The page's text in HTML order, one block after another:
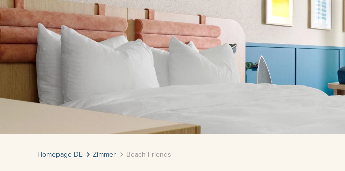
Homepage DE Zimmer Beach Friends